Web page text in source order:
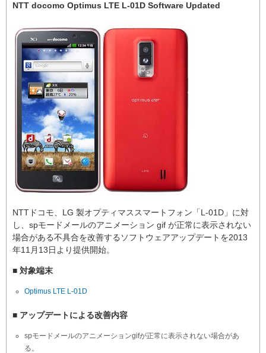
NTT docomo Optimus LTE L-01D Software Updated
NTTドコモ、LG 製オプティマススマートフォン「L-01D」に対
し、spモードメールのアニメーション gif が正常に表示されない
場合がある不具合を改善するソフトウェアアップデートを2013
年11月13日より提供開始。
■ 対象端末
Optimus LTE L-01D
■ アップデートによる改善内容
spモードメールのアニメーションgifが正常に表示されない場合があ
る。